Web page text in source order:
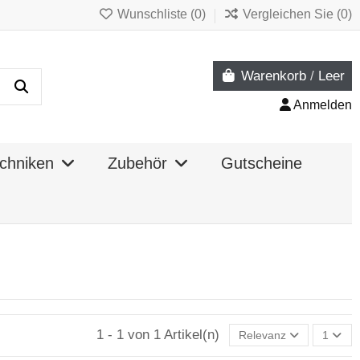
Wunschliste (0) Vergleichen Sie (0)
Warenkorb / Leer
Anmelden
Zubehör Gutscheine
1 - 1 von 1 Artikel(n) Relevanz 1